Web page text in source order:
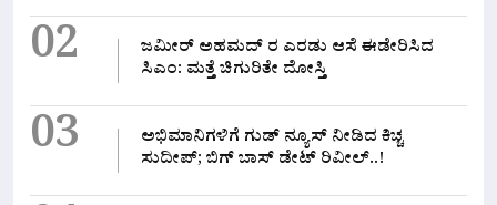
02
ಜಮೀರ್ ಅಹಮದ್ ರ ಎರಡು ಆಸೆ ಈಡೇರಿಸಿದ
ಸಿಎಂ: ಮತ್ತೆ ಚಿಗುರಿತೇ ದೋಸ್ತಿ
03
ಅಭಿಮಾನಿಗಳಿಗೆ ಗುಡ್ ನ್ಯೂಸ್ ನೀಡಿದ ಕಿಚ್ಚ
ಸುದೀಪ್; ಬಿಗ್ ಬಾಸ್ ಡೇಟ್ ರಿವೀಲ್..!